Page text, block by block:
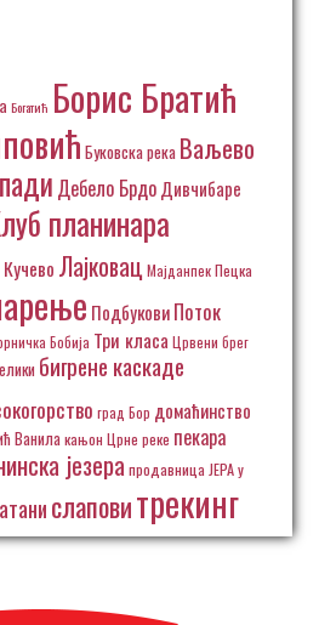
Богатић Борис Братић
Буковска река Ваљево
Дебело БрдоДивчибаре
планинара
Кучево Лајковац Мајданпек Пецка
ПодбуковиПоток
Бобија Три класа Црвени брег
бигрене каскаде
град Бор домаћинство
Ванила кањон Црне реке пекара
језера продавница ЈЕРА у
слаповитрекинг